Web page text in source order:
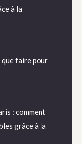
à la
que faire pour
: comment
grâce à la